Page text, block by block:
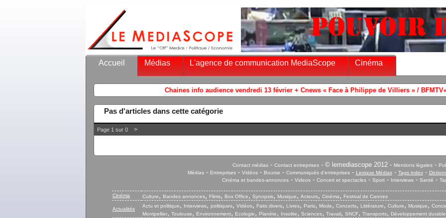
Accueil Médias L'agence de communication MediaScope Cinéma
Chaines info audience vendredi 13 février + Cnews « Face à Philippe de Villiers » / BFMTV« Le
Pas d'articles dans cette catégorie
Page 1 sur 0 >
Contact médias- Contact entreprises- © lemediascope 2012 - Mentions légales-
Médias- Entreprises- Vidéos- Bourse - Communiqués d'entreprises- Lexique Médias- Tags index-
Cinéma et bandes-annonces- Videos- Concert et spectacles- Sport- Interviews- Santé -
Cinéma Culture, Bandes annonces, Films, Box Office, Synopsis, Musique, Acteurs, Cinéma, Festival de Cannes
Actualités
Actu et politique, Interviews, politiques, Vidéos, Faits divers, Livres, Paris, Mode, Concerts, Littérature, Culture, Musique,
Montpellier, Toulouse, Environnement, Ecologie, Planète, Insolite, Sciences, Travail, SNCF, Transports, Développement durable